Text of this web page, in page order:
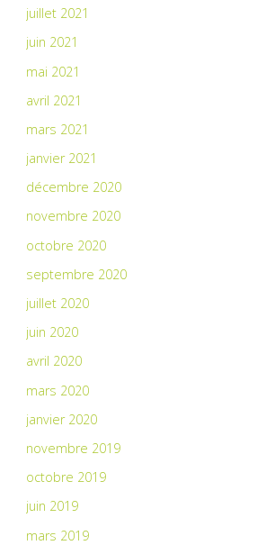
juillet 2021
juin 2021
mai 2021
avril 2021
mars 2021
janvier 2021
décembre 2020
novembre 2020
octobre 2020
septembre 2020
juillet 2020
juin 2020
avril 2020
mars 2020
janvier 2020
novembre 2019
octobre 2019
juin 2019
mars 2019